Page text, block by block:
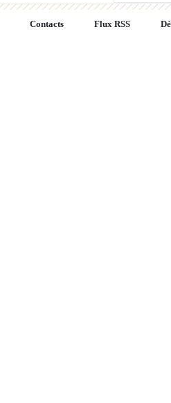
Contacts Flux RSS